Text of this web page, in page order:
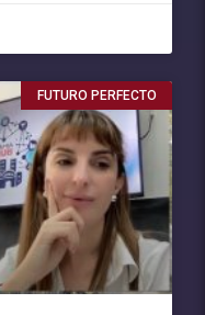
FUTURO PERFECTO